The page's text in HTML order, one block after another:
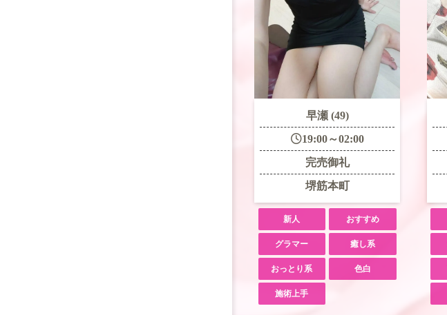
早瀬 (49)
19:00～02:00
完売御礼
堺筋本町
新人 おすすめ
グラマー 癒し系
おっとり系 色白
施術上手